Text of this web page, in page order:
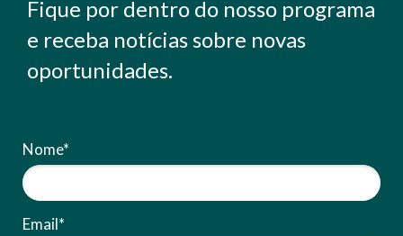
Fique por dentro do nosso programa
e receba notícias sobre novas
oportunidades.
Nome*
Email*